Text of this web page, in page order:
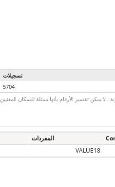
تسجيلات
5704
يمكن تفسير الأرقام بأنها ممثلة للسكان المعنيين
المفردات
VALUE18